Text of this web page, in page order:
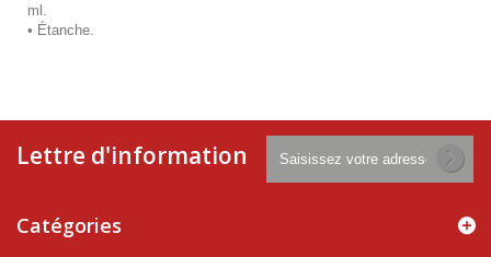
ml.
• Étanche.
Lettre d'information
Catégories